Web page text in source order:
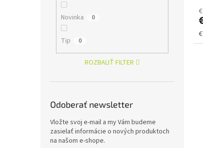
Novinka 0
Tip 0
ROZBALIŤ FILTER
Odoberať newsletter
Vložte svoj e-mail a my Vám budeme
zasielať informácie o nových produktoch
na našom e-shope.